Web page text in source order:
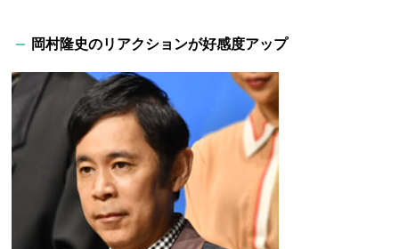
岡村隆史のリアクションが好感度アップ